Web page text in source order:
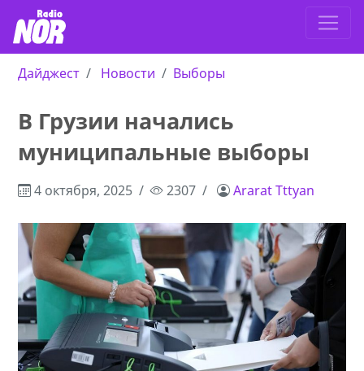
Дайджест Новости Выборы
В Грузии начались
муниципальные выборы
4 октября, 2025 2307 Ararat Tttyan